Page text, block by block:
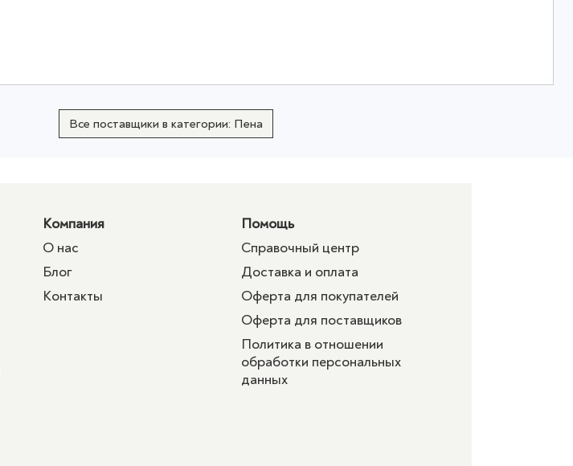
Все поставщики в категории: Пена
Компания
О нас
Блог
Контакты
Помощь
Справочный центр
Доставка и оплата
Оферта для покупателей
Оферта для поставщиков
Политика в отношении
обработки персональных
данных